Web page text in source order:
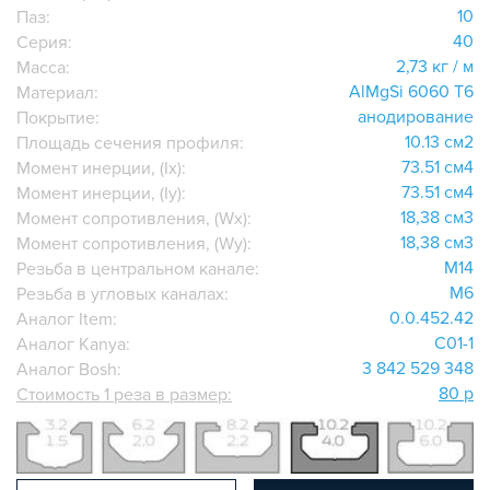
ПРОМЫШЛЕННАЯ МЕБЕЛЬ
СИСТЕМА ЛЕСТНИЦ И ПЛАТФОРМ
БЫСТРЫЕ СОЕДИНИТЕЛИ
ВИНТОВЫЕ СОЕДИНИТЕЛИ И ВТУЛКИ
ШАРНИРНЫЕ И ПОДВИЖНЫЕ СОЕДИНИТЕЛИ
ЗАГЛУШКИ
НАБОРЫ
ПЕТЛИ, РУЧКИ, ЗАМКИ, ЗАЩЕЛКИ
ЭЛЕМЕНТЫ ДЛЯ КРЕПЛЕНИЯ КАБЕЛЕЙ,
ПАНЕЛЕЙ, ЛИСТА, СЕТКИ
ОПОРЫ, ПОДВЕСЫ
КОМПОНЕНТЫ ДЛЯ КОНВЕЙЕРОВ
КОЛЁСА
ОСНАСТКА
МЕТРИЧЕСКИЙ КРЕПЕЖ
Паз:
10
Серия:
40
Масса:
2,73 кг / м
Материал:
AlMgSi 6060 Т6
Покрытие:
анодирование
Площадь сечения профиля:
10.13 см2
Момент инерции, (Ix):
73.51 см4
Момент инерции, (Iy):
73.51 см4
Момент сопротивления, (Wx):
18,38 см3
Момент сопротивления, (Wy):
18,38 см3
Резьба в центральном канале:
M14
Резьба в угловых каналах:
M6
Аналог Item:
0.0.452.42
Аналог Kanya:
C01-1
Аналог Bosh:
3 842 529 348
Стоимость 1 реза в размер:
80 р